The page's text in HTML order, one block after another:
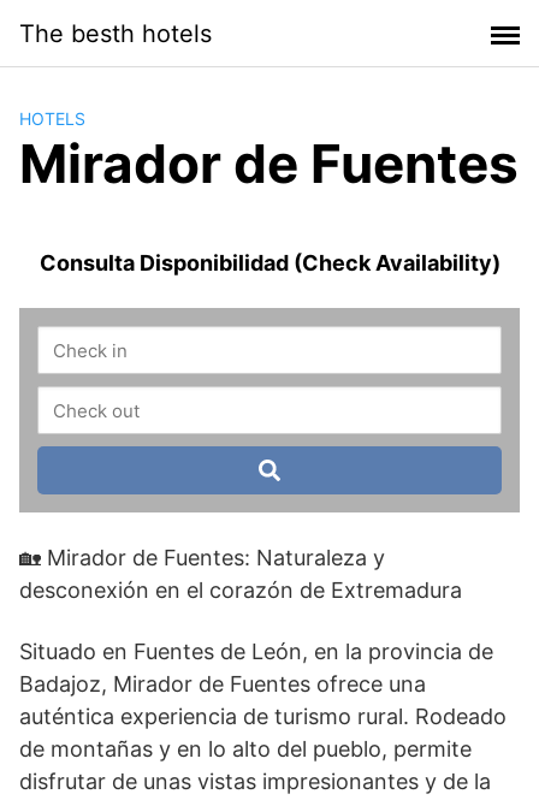
contenido
The besth hotels
HOTELS
Mirador de Fuentes
Consulta Disponibilidad (Check Availability)
🏡 Mirador de Fuentes: Naturaleza y
desconexión en el corazón de Extremadura
Situado en Fuentes de León, en la provincia de
Badajoz, Mirador de Fuentes ofrece una
auténtica experiencia de turismo rural. Rodeado
de montañas y en lo alto del pueblo, permite
disfrutar de unas vistas impresionantes y de la